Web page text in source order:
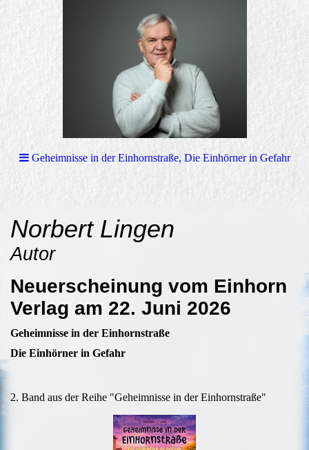
Geheimnisse in der Einhornstraße, Die Einhörner in Gefahr
Norbert Lingen
Autor
Neuerscheinung vom Einhorn
Verlag am 22. Juni 2026
Geheimnisse in der Einhornstraße
Die Einhörner in Gefahr
2. Band aus der Reihe "Geheimnisse in der Einhornstraße"